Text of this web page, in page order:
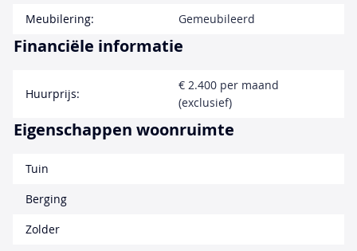
Meubilering:
Gemeubileerd
Financiële informatie
Huurprijs:
€ 2.400 per maand
(exclusief)
Eigenschappen woonruimte
Tuin
Berging
Zolder